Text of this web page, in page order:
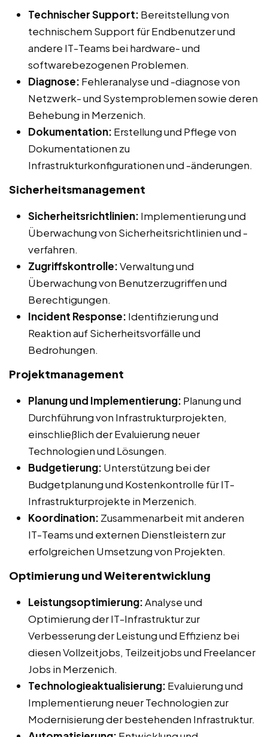
Technischer Support: Bereitstellung von
technischem Support für Endbenutzer und
andere IT-Teams bei hardware- und
softwarebezogenen Problemen.
Diagnose: Fehleranalyse und -diagnose von
Netzwerk- und Systemproblemen sowie deren
Behebung in Merzenich.
Dokumentation: Erstellung und Pflege von
Dokumentationen zu
Infrastrukturkonfigurationen und -änderungen.
Sicherheitsmanagement
Sicherheitsrichtlinien: Implementierung und
Überwachung von Sicherheitsrichtlinien und -
verfahren.
Zugriffskontrolle:Verwaltung und
Überwachung von Benutzerzugriffen und
Berechtigungen.
Incident Response: Identifizierung und
Reaktion auf Sicherheitsvorfälle und
Bedrohungen.
Projektmanagement
Planung und Implementierung: Planung und
Durchführung von Infrastrukturprojekten,
einschließlich der Evaluierung neuer
Technologien und Lösungen.
Budgetierung: Unterstützung bei der
Budgetplanung und Kostenkontrolle für IT-
Infrastrukturprojekte in Merzenich.
Koordination: Zusammenarbeit mit anderen
IT-Teams und externen Dienstleistern zur
erfolgreichen Umsetzung von Projekten.
Optimierung und Weiterentwicklung
Leistungsoptimierung:Analyse und
Optimierung der IT-Infrastruktur zur
Verbesserung der Leistung und Effizienz bei
diesen Vollzeitjobs, Teilzeitjobs und Freelancer
Jobs in Merzenich.
Technologieaktualisierung: Evaluierung und
Implementierung neuer Technologien zur
Modernisierung der bestehenden Infrastruktur.